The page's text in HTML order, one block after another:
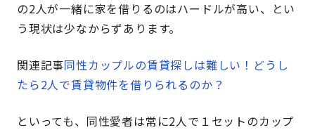
の2人が一緒に家を借りるのはハードルが高い、とい
う現状は少なからずあります。
関連記事同性カップルの賃貸探しは難しい！どうし
たら2人で賃貸物件を借りられるのか？
といっても、同性愛者は常に2人で１セットのカップ